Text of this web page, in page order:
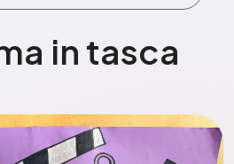
in tasca